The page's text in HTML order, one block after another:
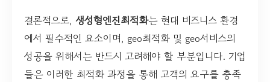
결론적으로, 생성형엔진최적화는 현대 비즈니스 환경
에서 필수적인 요소이며, geo최적화 및 geo서비스의
성공을 위해서는 반드시 고려해야 할 부분입니다. 기업
들은 이러한 최적화 과정을 통해 고객의 요구를 충족